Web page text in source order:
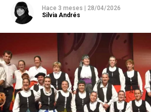
Hace 3 meses
28/04/2026
Silvia Andrés